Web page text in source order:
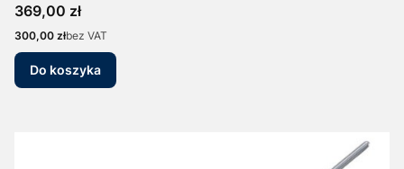
Cena
369,00 zł
Cena
300,00 złbez VAT
Do koszyka